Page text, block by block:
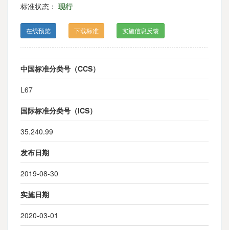
标准状态： 现行
在线预览 下载标准 实施信息反馈
中国标准分类号（CCS）
L67
国际标准分类号（ICS）
35.240.99
发布日期
2019-08-30
实施日期
2020-03-01